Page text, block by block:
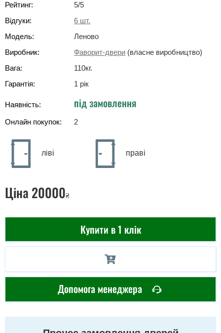
Рейтинг:
5/5
Відгуки:
6 шт.
Модель:
Леново
Виробник:
Фаворит-двери (власне виробництво)
Вага:
110кг.
Гарантія:
1 рік
Наявність: під замовлення
Онлайн покупок: 2
ліві праві
Ціна 20000₴
Купити в 1 клік
Допомога менеджера